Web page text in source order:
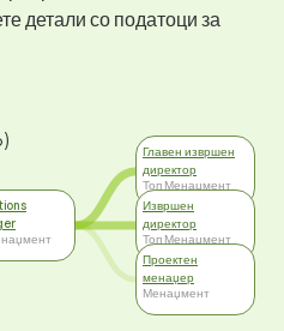
детали со податоци за
Главен извршен
директор
Топ Менаџмент
Извршен
директор
Топ Менаџмент
Проектен
менаџер
Менаџмент